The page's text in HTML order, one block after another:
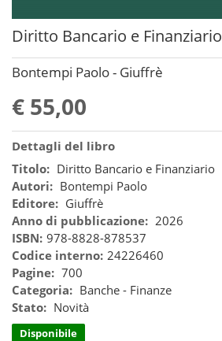
Diritto Bancario e Finanziario
Bontempi Paolo - Giuffrè
€ 55,00
Dettagli del libro
Titolo: Diritto Bancario e Finanziario
Autori: Bontempi Paolo
Editore: Giuffrè
Anno di pubblicazione: 2026
ISBN: 978-8828-878537
Codice interno: 24226460
Pagine: 700
Categoria: Banche - Finanze
Stato: Novità
Disponibile